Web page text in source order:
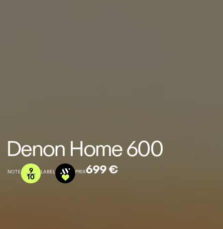
Denon Home 600
NOTE 9
10
LABEL PRIX699 €